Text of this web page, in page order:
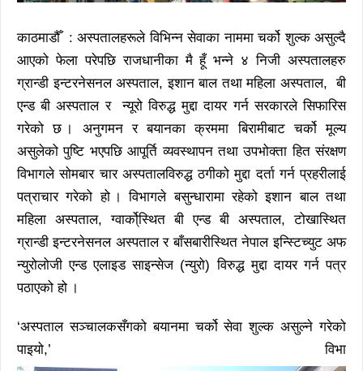
काठमाडौँ : अस्पतालहरूले विभिन्न सेवाका नाममा चर्को शुल्क असुल्दै
आएको फेला परेपछि राजधानीका मै हूँ भन्ने ४ निजी अस्पतालहरु
ग्रान्डी इन्टरनेसनल अस्पताल, इशान बाल तथा महिला अस्पताल, बी
एन्ड बी अस्पताल र न्यूरो विरुद्ध मुद्दा दायर गर्न सरकारले सिफारिस
गरेको छ । अनुगमन र बयानका क्रममा बिरामीबाट चर्को मूल्य
असुलेको पुष्टि भएपछि आपूर्ति व्यवस्थापन तथा उपभोक्ता हित संरक्षण
विभागले सोमबार चार अस्पतालविरुद्ध ठगीको मुद्दा दर्ता गर्न प्रहरीलाई
पत्राचार गरेको हो । विभागले बसुन्धारामा रहेको इशान बाल तथा
महिला अस्पताल, ग्वार्को्स्थित बी एन्ड बी अस्पताल, टोखास्थित
ग्रान्डी इन्टरनेसनल अस्पताल र बाँसबारीस्थित नेपाल इन्स्टिच्युट अफ
न्युरोलोजी एन्ड एलाइड साइन्सेज (न्युरो) विरुद्ध मुद्दा दायर गर्न पत्र
पठाएको हो ।
‘अस्पताल सञ्चालकसँगको बयानमा चर्को सेवा शुल्क असुल्ने गरेको
पाइयो,’ विभा